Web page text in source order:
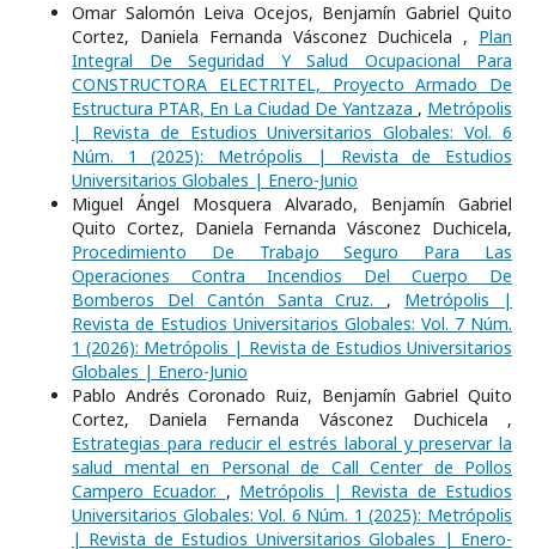
Omar Salomón Leiva Ocejos, Benjamín Gabriel Quito
Cortez, Daniela Fernanda Vásconez Duchicela , Plan
Integral De Seguridad Y Salud Ocupacional Para
CONSTRUCTORA ELECTRITEL, Proyecto Armado De
Estructura PTAR, En La Ciudad De Yantzaza , Metrópolis
| Revista de Estudios Universitarios Globales: Vol. 6
Núm. 1 (2025): Metrópolis | Revista de Estudios
Universitarios Globales | Enero-Junio
Miguel Ángel Mosquera Alvarado, Benjamín Gabriel
Quito Cortez, Daniela Fernanda Vásconez Duchicela,
Procedimiento De Trabajo Seguro Para Las
Operaciones Contra Incendios Del Cuerpo De
Bomberos Del Cantón Santa Cruz. , Metrópolis |
Revista de Estudios Universitarios Globales: Vol. 7 Núm.
1 (2026): Metrópolis | Revista de Estudios Universitarios
Globales | Enero-Junio
Pablo Andrés Coronado Ruiz, Benjamín Gabriel Quito
Cortez, Daniela Fernanda Vásconez Duchicela ,
Estrategias para reducir el estrés laboral y preservar la
salud mental en Personal de Call Center de Pollos
Campero Ecuador. , Metrópolis | Revista de Estudios
Universitarios Globales: Vol. 6 Núm. 1 (2025): Metrópolis
| Revista de Estudios Universitarios Globales | Enero-